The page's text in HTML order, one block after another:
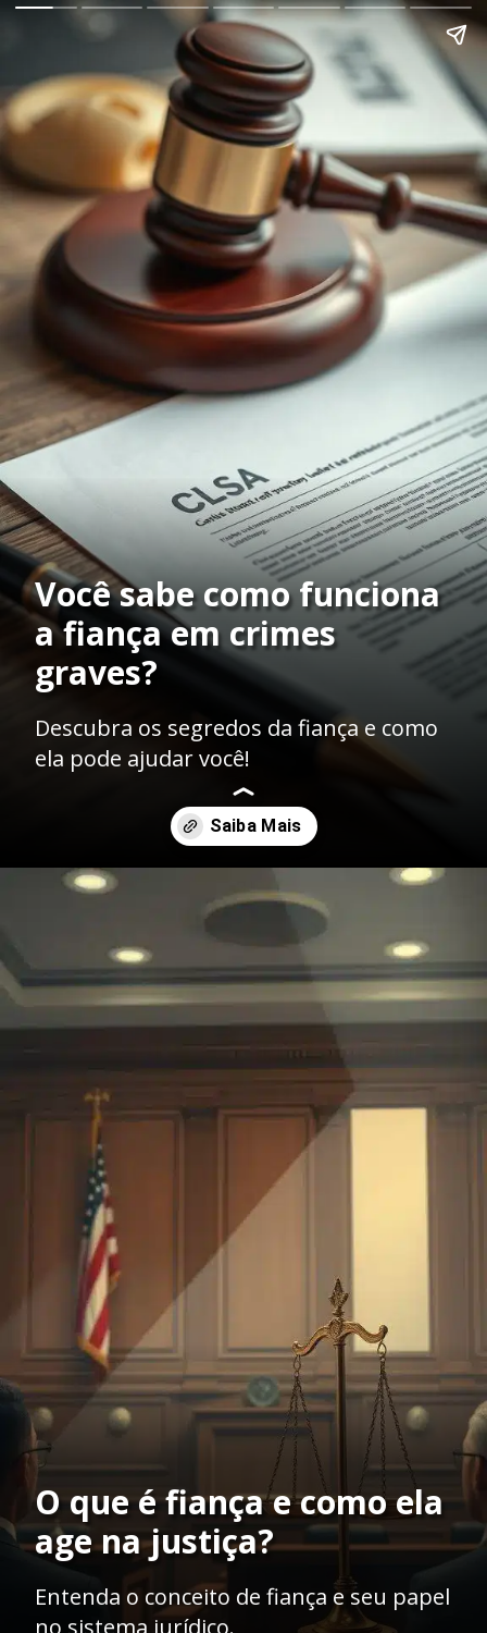
Você sabe como funciona
a fiança em crimes
graves?
Descubra os segredos da fiança e como
ela pode ajudar você!
Opening https://ademilsoncs.adv.br/
O que é fiança e como ela
age na justiça?
Entenda o conceito de fiança e seu papel
no sistema jurídico.